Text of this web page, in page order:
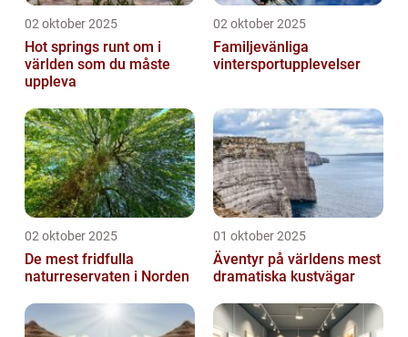
02 oktober 2025
Hot springs runt om i
världen som du måste
uppleva
02 oktober 2025
Familjevänliga
vintersportupplevelser
02 oktober 2025
De mest fridfulla
naturreservaten i Norden
01 oktober 2025
Äventyr på världens mest
dramatiska kustvägar